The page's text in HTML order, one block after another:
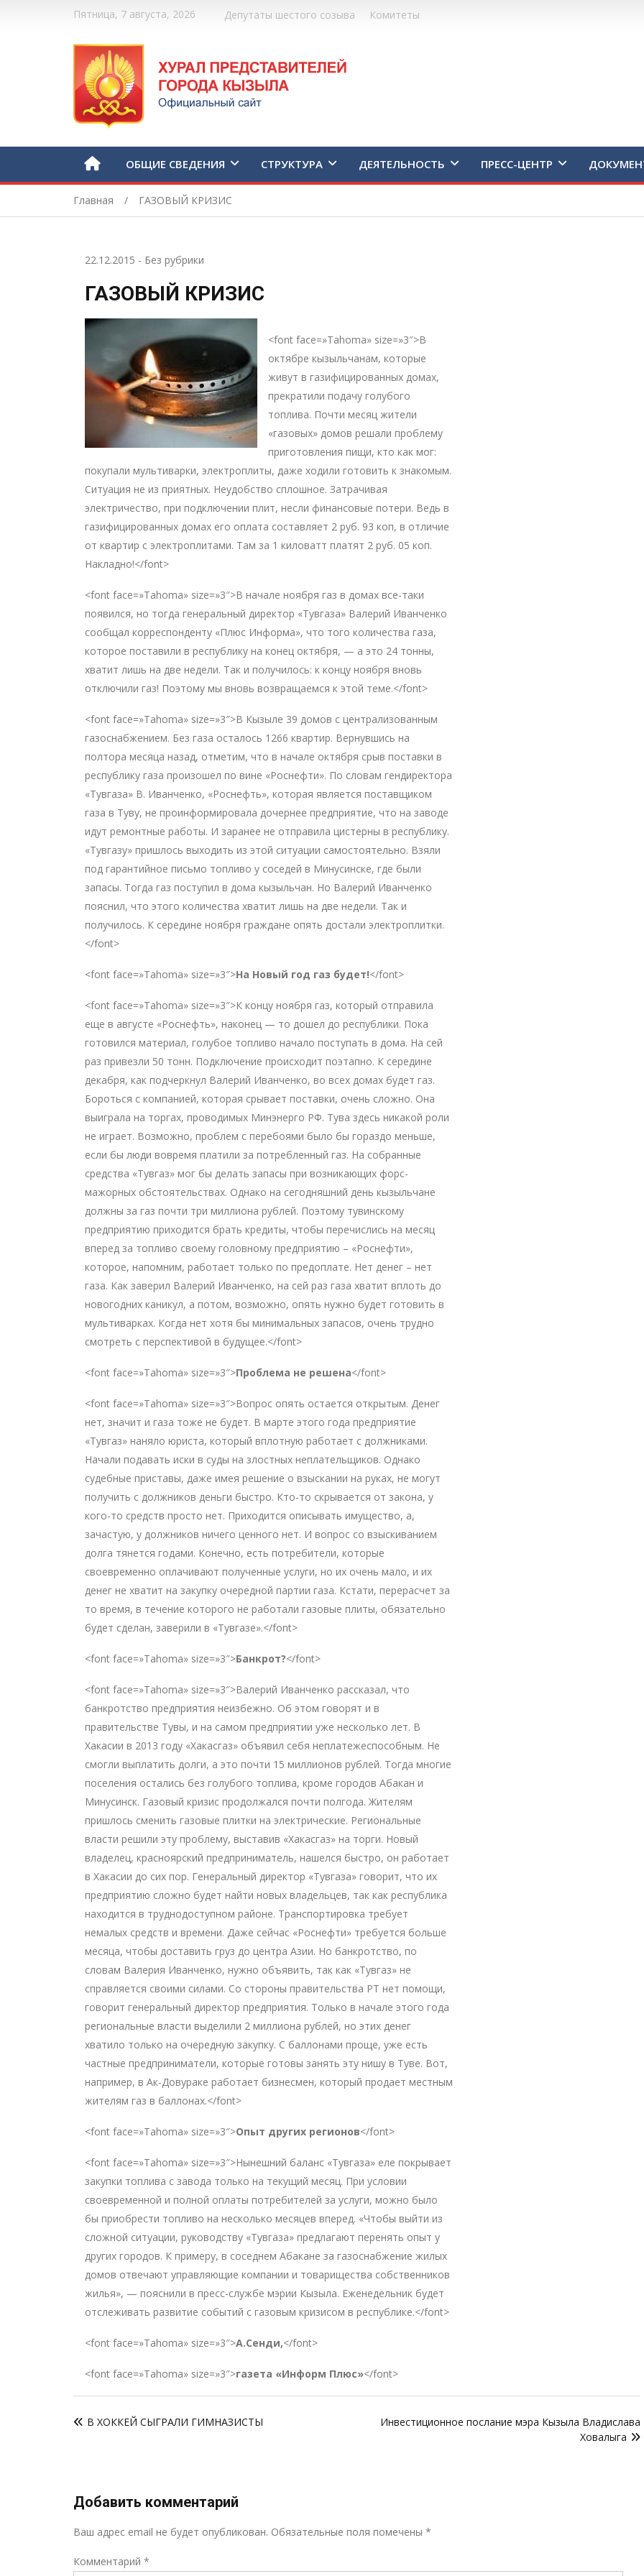
Пятница, 7 августа, 2026 Депутаты шестого созыва Комитеты
ОБЩИЕ СВЕДЕНИЯ СТРУКТУРА ДЕЯТЕЛЬНОСТЬ ПРЕСС-ЦЕНТР
Главная ГАЗОВЫЙ КРИЗИС
22.12.2015 - Без рубрики
ГАЗОВЫЙ КРИЗИС
<font face=»Tahoma» size=»3″>В
октябре кызыльчанам, которые
живут в газифицированных домах,
прекратили подачу голубого
топлива. Почти месяц жители
«газовых» домов решали проблему
приготовления пищи, кто как мог:
покупали мультиварки, электроплиты, даже ходили готовить к знакомым.
Ситуация не из приятных. Неудобство сплошное. Затрачивая
электричество, при подключении плит, несли финансовые потери. Ведь в
газифицированных домах его оплата составляет 2 руб. 93 коп, в отличие
от квартир с электроплитами. Там за 1 киловатт платят 2 руб. 05 коп.
Накладно!</font>
<font face=»Tahoma» size=»3″>В начале ноября газ в домах все-таки
появился, но тогда генеральный директор «Тувгаза» Валерий Иванченко
сообщал корреспонденту «Плюс Информа», что того количества газа,
которое поставили в республику на конец октября, — а это 24 тонны,
хватит лишь на две недели. Так и получилось: к концу ноября вновь
отключили газ! Поэтому мы вновь возвращаемся к этой теме.</font>
<font face=»Tahoma» size=»3″>В Кызыле 39 домов с централизованным
газоснабжением. Без газа осталось 1266 квартир. Вернувшись на
полтора месяца назад, отметим, что в начале октября срыв поставки в
республику газа произошел по вине «Роснефти». По словам гендиректора
«Тувгаза» В. Иванченко, «Роснефть», которая является поставщиком
газа в Туву, не проинформировала дочернее предприятие, что на заводе
идут ремонтные работы. И заранее не отправила цистерны в республику.
«Тувгазу» пришлось выходить из этой ситуации самостоятельно. Взяли
под гарантийное письмо топливо у соседей в Минусинске, где были
запасы. Тогда газ поступил в дома кызыльчан. Но Валерий Иванченко
пояснил, что этого количества хватит лишь на две недели. Так и
получилось. К середине ноября граждане опять достали электроплитки.
</font>
<font face=»Tahoma» size=»3″>На Новый год газ будет!</font>
<font face=»Tahoma» size=»3″>К концу ноября газ, который отправила
еще в августе «Роснефть», наконец — то дошел до республики. Пока
готовился материал, голубое топливо начало поступать в дома. На сей
раз привезли 50 тонн. Подключение происходит поэтапно. К середине
декабря, как подчеркнул Валерий Иванченко, во всех домах будет газ.
Бороться с компанией, которая срывает поставки, очень сложно. Она
выиграла на торгах, проводимых Минэнерго РФ. Тува здесь никакой роли
не играет. Возможно, проблем с перебоями было бы гораздо меньше,
если бы люди вовремя платили за потребленный газ. На собранные
средства «Тувгаз» мог бы делать запасы при возникающих форс-
мажорных обстоятельствах. Однако на сегодняшний день кызыльчане
должны за газ почти три миллиона рублей. Поэтому тувинскому
предприятию приходится брать кредиты, чтобы перечислись на месяц
вперед за топливо своему головному предприятию – «Роснефти»,
которое, напомним, работает только по предоплате. Нет денег – нет
газа. Как заверил Валерий Иванченко, на сей раз газа хватит вплоть до
новогодних каникул, а потом, возможно, опять нужно будет готовить в
мультиварках. Когда нет хотя бы минимальных запасов, очень трудно
смотреть с перспективой в будущее.</font>
<font face=»Tahoma» size=»3″>Проблема не решена</font>
<font face=»Tahoma» size=»3″>Вопрос опять остается открытым. Денег
нет, значит и газа тоже не будет. В марте этого года предприятие
«Тувгаз» наняло юриста, который вплотную работает с должниками.
Начали подавать иски в суды на злостных неплательщиков. Однако
судебные приставы, даже имея решение о взыскании на руках, не могут
получить с должников деньги быстро. Кто-то скрывается от закона, у
кого-то средств просто нет. Приходится описывать имущество, а,
зачастую, у должников ничего ценного нет. И вопрос со взыскиванием
долга тянется годами. Конечно, есть потребители, которые
своевременно оплачивают полученные услуги, но их очень мало, и их
денег не хватит на закупку очередной партии газа. Кстати, перерасчет за
то время, в течение которого не работали газовые плиты, обязательно
будет сделан, заверили в «Тувгазе».</font>
<font face=»Tahoma» size=»3″>Банкрот?</font>
<font face=»Tahoma» size=»3″>Валерий Иванченко рассказал, что
банкротство предприятия неизбежно. Об этом говорят и в
правительстве Тувы, и на самом предприятии уже несколько лет. В
Хакасии в 2013 году «Хакасгаз» объявил себя неплатежеспособным. Не
смогли выплатить долги, а это почти 15 миллионов рублей. Тогда многие
поселения остались без голубого топлива, кроме городов Абакан и
Минусинск. Газовый кризис продолжался почти полгода. Жителям
пришлось сменить газовые плитки на электрические. Региональные
власти решили эту проблему, выставив «Хакасгаз» на торги. Новый
владелец, красноярский предприниматель, нашелся быстро, он работает
в Хакасии до сих пор. Генеральный директор «Тувгаза» говорит, что их
предприятию сложно будет найти новых владельцев, так как республика
находится в труднодоступном районе. Транспортировка требует
немалых средств и времени. Даже сейчас «Роснефти» требуется больше
месяца, чтобы доставить груз до центра Азии. Но банкротство, по
словам Валерия Иванченко, нужно объявить, так как «Тувгаз» не
справляется своими силами. Со стороны правительства РТ нет помощи,
говорит генеральный директор предприятия. Только в начале этого года
региональные власти выделили 2 миллиона рублей, но этих денег
хватило только на очередную закупку. С баллонами проще, уже есть
частные предприниматели, которые готовы занять эту нишу в Туве. Вот,
например, в Ак-Довураке работает бизнесмен, который продает местным
жителям газ в баллонах.</font>
<font face=»Tahoma» size=»3″>Опыт других регионов</font>
<font face=»Tahoma» size=»3″>Нынешний баланс «Тувгаза» еле покрывает
закупки топлива с завода только на текущий месяц. При условии
своевременной и полной оплаты потребителей за услуги, можно было
бы приобрести топливо на несколько месяцев вперед. «Чтобы выйти из
сложной ситуации, руководству «Тувгаза» предлагают перенять опыт у
других городов. К примеру, в соседнем Абакане за газоснабжение жилых
домов отвечают управляющие компании и товарищества собственников
жилья», — пояснили в пресс-службе мэрии Кызыла. Еженедельник будет
отслеживать развитие событий с газовым кризисом в республике.</font>
<font face=»Tahoma» size=»3″>А.Сенди,</font>
<font face=»Tahoma» size=»3″>газета «Информ Плюс»</font>
поВ ХОККЕЙ СЫГРАЛИ ГИМНАЗИСТЫ
Инвестиционное послание мэра Кызыла Владислава
Ховалыга
Добавить комментарий
Ваш адрес email не будет опубликован. Обязательные поля помечены *
Комментарий *